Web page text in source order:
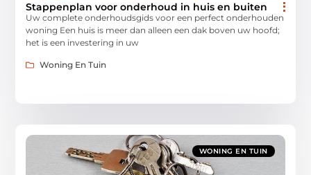
Stappenplan voor onderhoud in huis en buiten
Uw complete onderhoudsgids voor een perfect onderhouden
woning Een huis is meer dan alleen een dak boven uw hoofd;
het is een investering in uw
Woning En Tuin
WONING EN TUIN